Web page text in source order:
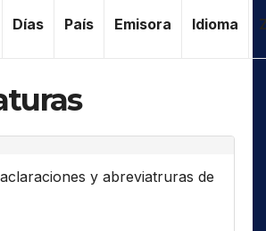
Días País Emisora Idioma
y abreviatruras de